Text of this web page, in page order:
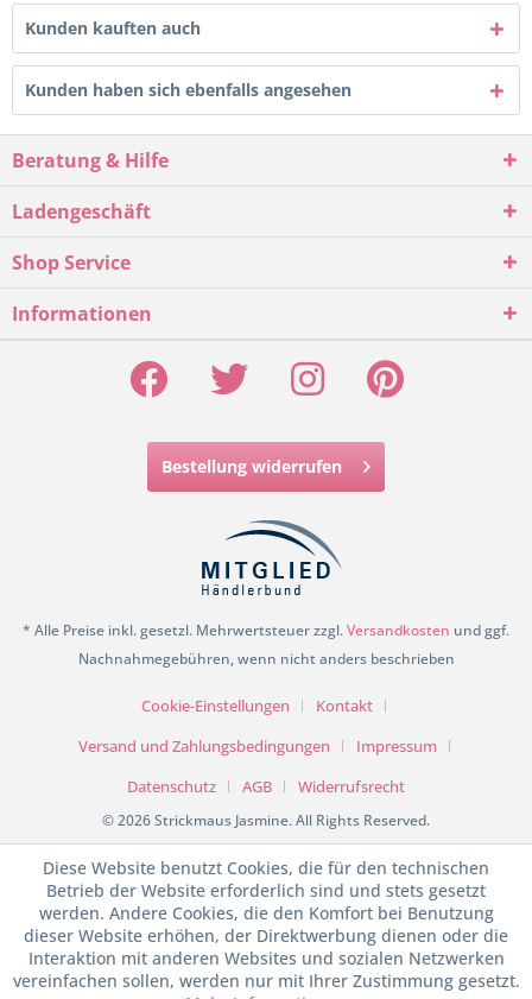
Kunden kauften auch
Kunden haben sich ebenfalls angesehen
Beratung & Hilfe
Ladengeschäft
Shop Service
Informationen
Bestellung widerrufen
* Alle Preise inkl. gesetzl. Mehrwertsteuer zzgl.Versandkosten und ggf.
Nachnahmegebühren, wenn nicht anders beschrieben
Cookie-Einstellungen
Kontakt
Versand und Zahlungsbedingungen
Impressum
Datenschutz
AGB Widerrufsrecht
© 2026 Strickmaus Jasmine. All Rights Reserved.
Diese Website benutzt Cookies, die für den technischen
Betrieb der Website erforderlich sind und stets gesetzt
werden. Andere Cookies, die den Komfort bei Benutzung
dieser Website erhöhen, der Direktwerbung dienen oder die
Interaktion mit anderen Websites und sozialen Netzwerken
vereinfachen sollen, werden nur mit Ihrer Zustimmung gesetzt.